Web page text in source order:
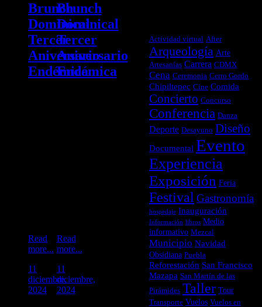
Brunch
Dominical
Tercer
Aniversario
Endémica
Read
more...
11
diciembre,
2024
Brunch
Dominical
Tercer
Aniversario
Endémica
Read
more...
11
diciembre,
2024
Actividad virtual After
Arqueología Arte
Artesanías Carrera CDMX
Cena Ceremonia Cerro Gordo
Chipiltepec Cine Comida
Concierto Concurso
Conferencia Danza
Deporte Desayuno Diseño
Documental Evento
Experiencia
Exposición Feria
Festival Gastronomía
hospedaje Inauguración
Información libros Medio
informativo Mezcal
Municipio Navidad
Obsidiana Puebla
Reforestación San Francisco
Mazapa San Martín de las
Pirámides Taller Tour
Transporte Vuelos Vuelos en